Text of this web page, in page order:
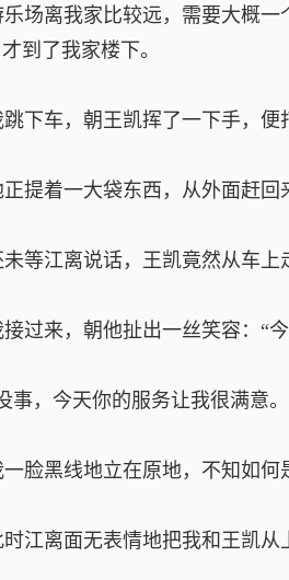
场离我家比较远，需要大概一
到了我家楼下。
下车，朝王凯挥了一下手，便
提着一大袋东西，从外面赶回
等江离说话，王凯竟然从车上
过来，朝他扯出一丝笑容：“今
事，今天你的服务让我很满意
脸黑线地立在原地，不知如何
江离面无表情地把我和王凯从